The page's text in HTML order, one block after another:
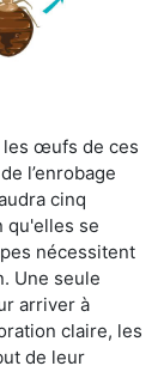
les œufs de ces
l’enrobage
cinq
qu'elles se
nécessitent
Une seule
arriver à
claire, les
de leur